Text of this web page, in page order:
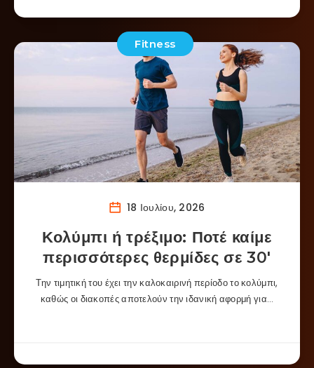
Fitness
18 Ιουλίου, 2026
Κολύμπι ή τρέξιμο: Ποτέ καίμε
περισσότερες θερμίδες σε 30′
Την τιμητική του έχει την καλοκαιρινή περίοδο το κολύμπι,
καθώς οι διακοπές αποτελούν την ιδανική αφορμή για…